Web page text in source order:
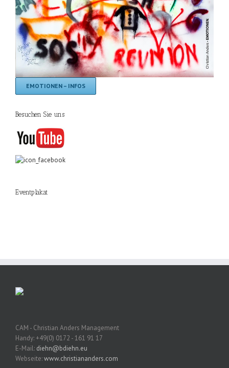
EMOTIONEN – INFOS
Besuchen Sie uns
Eventplakat
CAM - Christian Anders Management
Handy: +49(0) 0172 - 161 91 17
E-Mail: diehn@bdiehn.eu
Webseite:www.christiananders.com